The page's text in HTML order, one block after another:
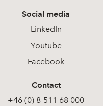
Social media
LinkedIn
Youtube
Facebook
Contact
+46 (0) 8-511 68 000